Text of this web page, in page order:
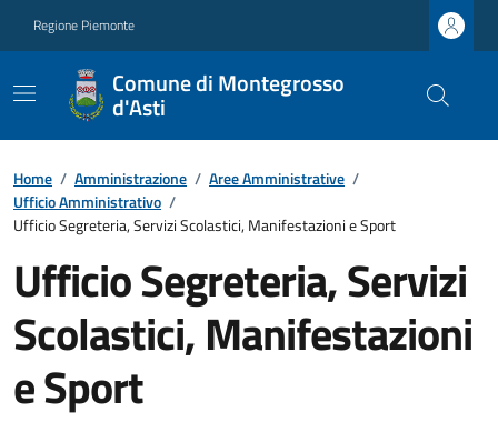
Regione Piemonte
Comune di Montegrosso
d'Asti
Home / Amministrazione / Aree Amministrative /
Ufficio Amministrativo /
Ufficio Segreteria, Servizi Scolastici, Manifestazioni e Sport
Ufficio Segreteria, Servizi
Scolastici, Manifestazioni
e Sport